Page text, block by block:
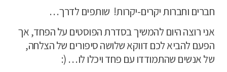
חברים וחברות יקרים-יקרות! שותפים לדרך…
אני רוצה היום להמשיך בסדרת הפוסטים על הפחד, אך
הפעם להביא לכם דווקא שלושה סיפורים של הצלחה,
של אנשים שהתמודדו עם פחד ויכלו לו… (: